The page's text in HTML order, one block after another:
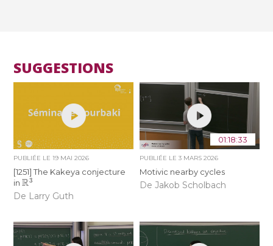
SUGGESTIONS
PUBLIÉE LE19 MAI 2026
[1251] The Kakeya conjecture
inR3
De Larry Guth
01:18:33
PUBLIÉE LE 3 MARS 2026
Motivic nearby cycles
De Jakob Scholbach